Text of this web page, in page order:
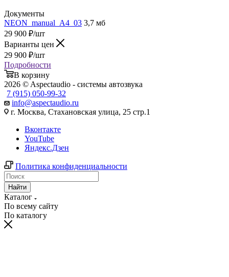
Документы
NEON_manual_A4_03 3,7 мб
29 900 ₽/шт
Варианты цен
29 900 ₽/шт
Подробности
В корзину
2026 © Aspectaudio - системы автозвука
7 (915) 050-99-32
info@aspectaudio.ru
г. Москва, Стахановская улица, 25 стр.1
Вконтакте
YouTube
Яндекс.Дзен
Политика конфиденциальности
Найти
Каталог
По всему сайту
По каталогу